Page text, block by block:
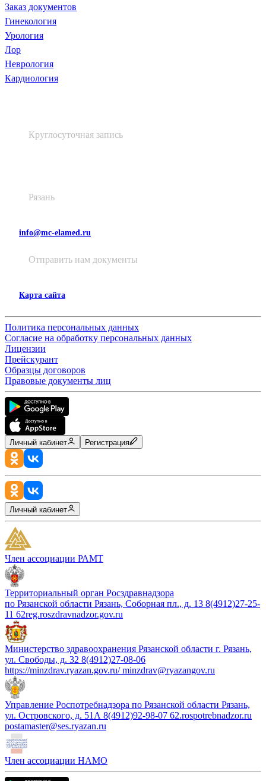
Заказ документов
Гинекология
Урология
Лор
Неврология
Кардиология
Круглосуточная запись
Рязань
info@mc-elamed.ru
Отправить нам документы
Карта сайта
Политика персональных данных
Согласие на обработку персональных данных
Лицензии
Прейскурант
Образцы договоров
Правовые документы лиц
Личный кабинет Регистрация
Личный кабинет
Член ассоциации РАМТ
Территориальный орган Росздравнадзора
по Рязанской области Рязань, Соборная пл., д. 13 8(4912)27-25-
11 62reg.roszdravnadzor.gov.ru
Министерство здравоохранения Рязанской области г. Рязань,
ул. Свободы, д. 32 8(4912)27-08-06
https://minzdrav.ryazan.gov.ru/ minzdrav@ryazangov.ru
Управление Роспотребнадзора по Рязанской области Рязань,
ул. Островского, д. 51А 8(4912)92-98-07 62.rospotrebnadzor.ru
postamaster@ses.ryazan.ru
Член ассоциации НАМО